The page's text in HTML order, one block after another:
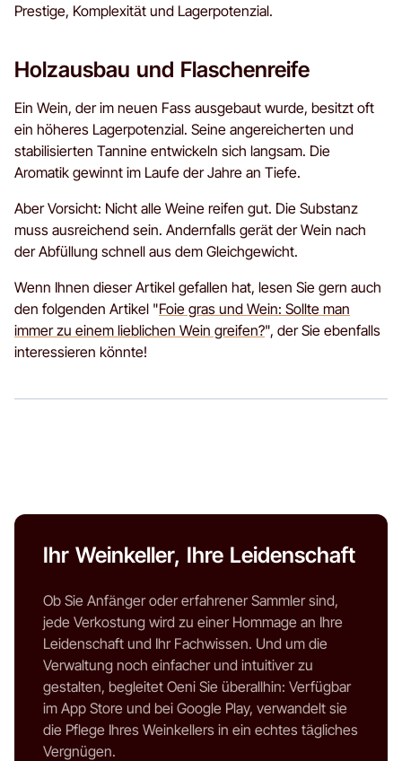
Prestige, Komplexität und Lagerpotenzial.
Holzausbau und Flaschenreife
Ein Wein, der im neuen Fass ausgebaut wurde, besitzt oft
ein höheres Lagerpotenzial. Seine angereicherten und
stabilisierten Tannine entwickeln sich langsam. Die
Aromatik gewinnt im Laufe der Jahre an Tiefe.
Aber Vorsicht: Nicht alle Weine reifen gut. Die Substanz
muss ausreichend sein. Andernfalls gerät der Wein nach
der Abfüllung schnell aus dem Gleichgewicht.
Wenn Ihnen dieser Artikel gefallen hat, lesen Sie gern auch
den folgenden Artikel "Foie gras und Wein: Sollte man
immer zu einem lieblichen Wein greifen?", der Sie ebenfalls
interessieren könnte!
Ihr Weinkeller, Ihre Leidenschaft
Ob Sie Anfänger oder erfahrener Sammler sind,
jede Verkostung wird zu einer Hommage an Ihre
Leidenschaft und Ihr Fachwissen. Und um die
Verwaltung noch einfacher und intuitiver zu
gestalten, begleitet Oeni Sie überallhin: Verfügbar
im App Store und bei Google Play, verwandelt sie
die Pflege Ihres Weinkellers in ein echtes tägliches
Vergnügen.